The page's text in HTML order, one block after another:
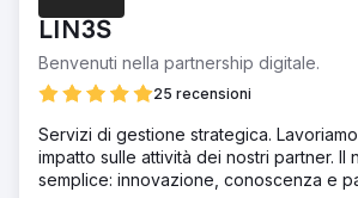
LIN3S
Benvenuti nella partnership digitale.
25 recensioni
Servizi di gestione strategica.
impatto sulle attività dei nostri partner. Il
semplice: innovazione, conoscenza e